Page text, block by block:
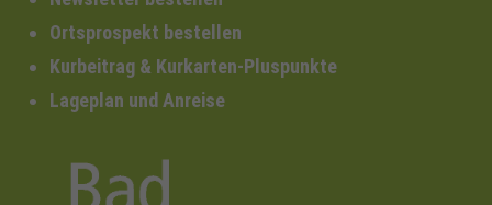
Ortsprospekt bestellen
Kurbeitrag & Kurkarten-Pluspunkte
Lageplan und Anreise